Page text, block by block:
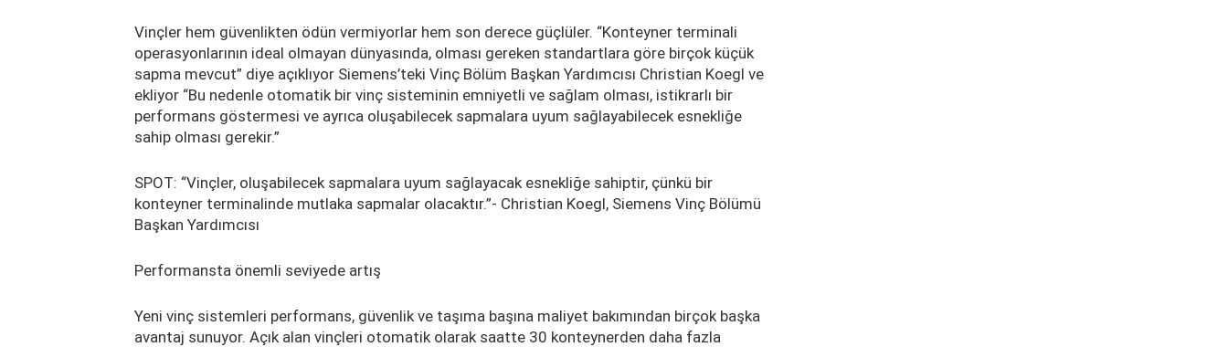
Vinçler hem güvenlikten ödün vermiyorlar hem son derece güçlüler. “Konteyner terminali
operasyonlarının ideal olmayan dünyasında, olması gereken standartlara göre birçok küçük
sapma mevcut” diye açıklıyor Siemens’teki Vinç Bölüm Başkan Yardımcısı Christian Koegl ve
ekliyor “Bu nedenle otomatik bir vinç sisteminin emniyetli ve sağlam olması, istikrarlı bir
performans göstermesi ve ayrıca oluşabilecek sapmalara uyum sağlayabilecek esnekliğe
sahip olması gerekir.”
SPOT: “Vinçler, oluşabilecek sapmalara uyum sağlayacak esnekliğe sahiptir, çünkü bir
konteyner terminalinde mutlaka sapmalar olacaktır.”- Christian Koegl, Siemens Vinç Bölümü
Başkan Yardımcısı
Performansta önemli seviyede artış
Yeni vinç sistemleri performans, güvenlik ve taşıma başına maliyet bakımından birçok başka
avantaj sunuyor. Açık alan vinçleri otomatik olarak saatte 30 konteynerden daha fazla